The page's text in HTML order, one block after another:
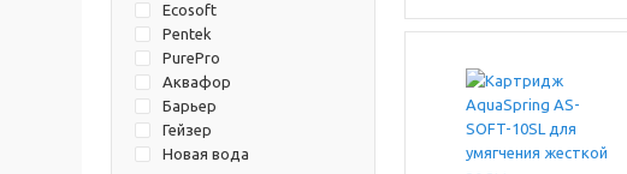
Ecosoft
Pentek
PurePro
Аквафор
Барьер
Гейзер
Новая вода